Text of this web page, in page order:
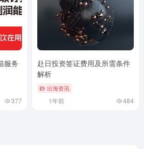
服务
377
赴日投资签证费用及所需条件
解析
出海资讯
1年前 484